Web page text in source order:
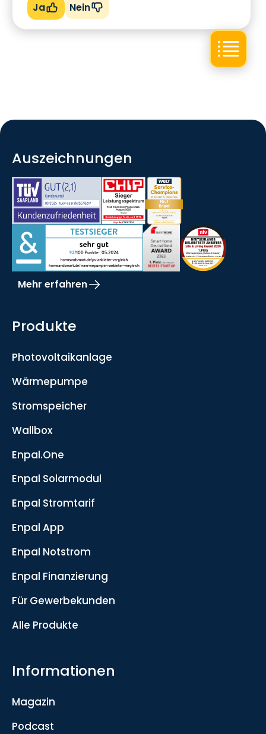
Ja Nein
Auszeichnungen
Mehr erfahren
Produkte
Photovoltaikanlage
Wärmepumpe
Stromspeicher
Wallbox
Enpal.One
Enpal Solarmodul
Enpal Stromtarif
Enpal App
Enpal Notstrom
Enpal Finanzierung
Für Gewerbekunden
Alle Produkte
Informationen
Magazin
Podcast